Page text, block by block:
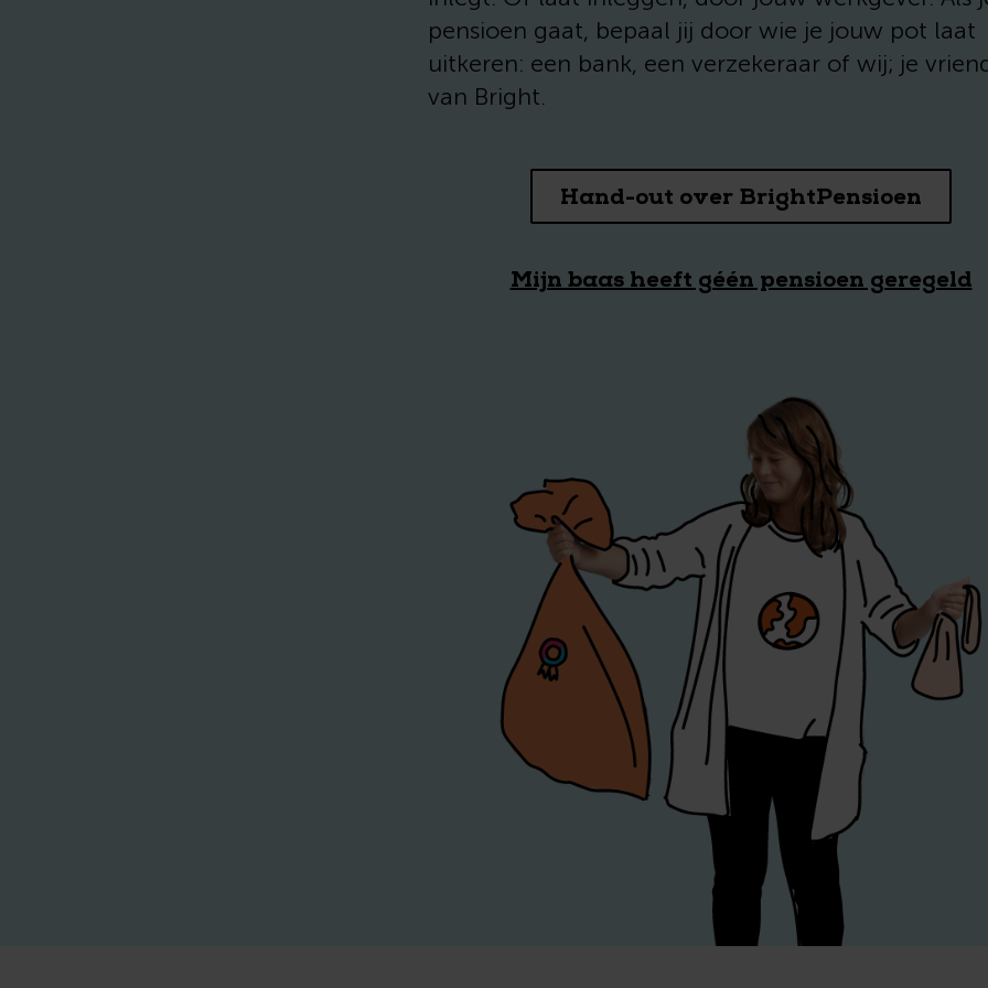
pensioen gaat, bepaal jij door wie je jouw pot laat
uitkeren: een bank, een verzekeraar of wij; je
van Bright.
Hand-out over BrightPensioen
Mijn baas heeft géén pensioen geregeld